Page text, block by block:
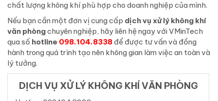
chất lượng không khí phù hợp cho doanh nghiệp của mình.
Nếu bạn cần một đơn vị cung cấp dịch vụ xử lý không khí
văn phòngchuyên nghiệp, hãy liên hệ ngay với VMinTech
qua số hotline 098.104.8338 để được tư vấn và đồng
hành trong quá trình tạo nên không gian làm việc an toàn và
lý tưởng.
DỊCH VỤ XỬ LÝ KHÔNG KHÍ VĂN PHÒNG